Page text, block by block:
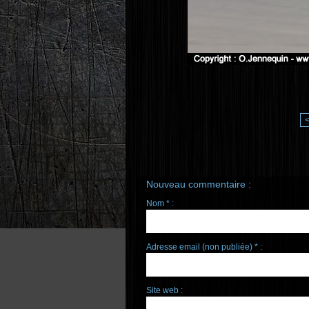
<
Nouveau commentaire :
Nom * :
Adresse email (non publiée) * :
Site web :